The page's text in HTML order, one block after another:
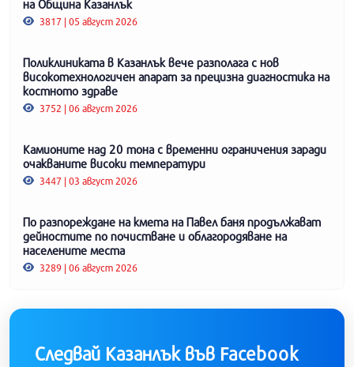
на Община Казанлък
3817 | 05 август 2026
Поликлиниката в Казанлък вече разполага с нов
високотехнологичен апарат за прецизна диагностика на
костното здраве
3752 | 06 август 2026
Камионите над 20 тона с временни ограничения заради
очакваните високи температури
3447 | 03 август 2026
По разпореждане на кмета на Павел баня продължават
дейностите по почистване и облагородяване на
населените места
3289 | 06 август 2026
Следвай Казанлък във Facebook